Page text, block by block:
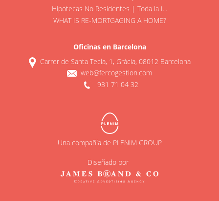
Hipotecas No Residentes | Toda la I...
WHAT IS RE-MORTGAGING A HOME?
Oficinas en Barcelona
Carrer de Santa Tecla, 1, Gràcia, 08012 Barcelona
web@fercogestion.com
931 71 04 32
Una compañía de PLENIM GROUP
Diseñado por